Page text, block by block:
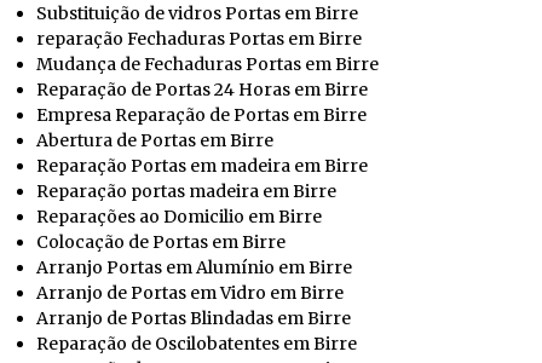
Substituição de vidros Portas em Birre
reparação Fechaduras Portas em Birre
Mudança de Fechaduras Portas em Birre
Reparação de Portas 24 Horas em Birre
Empresa Reparação de Portas em Birre
Abertura de Portas em Birre
Reparação Portas em madeira em Birre
Reparação portas madeira em Birre
Reparações ao Domicilio em Birre
Colocação de Portas em Birre
Arranjo Portas em Alumínio em Birre
Arranjo de Portas em Vidro em Birre
Arranjo de Portas Blindadas em Birre
Reparação de Oscilobatentes em Birre